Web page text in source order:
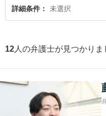
川区内の弁護士に相談予約したい
詳細条件 未選択
12 人の弁護士が見つかりま